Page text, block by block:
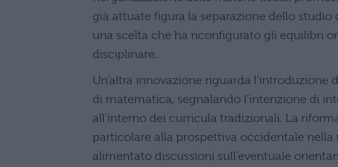
già attuate figura la separazione dello
una scelta che ha riconfigurato gli equilibri
disciplinare.
Un’altra innovazione riguarda
di matematica, segnalando l’intenzione di
all’interno dei curricula tradizionali. La
particolare alla prospettiva occidentale
alimentato discussioni sull’eventuale